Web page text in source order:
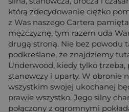
którą zdecydowanie ciężko
z Was naszego Cartera
mężczyznę, tym razem uda
drugą stroną. Nie bez powodu
podkreślane, że znajdziemy
Underwood, kiedy tylko trzeba,
stanowczy i uparty. W obronie
wszystkim swojej ukochanej
prawie wszystko. Jego silny
połączony z ogromnymi